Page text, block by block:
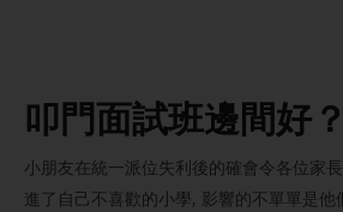
叩門面試班邊間好？
小朋友在統一派位失利後的確會令各位家
進了自己不喜歡的小學, 影響的不單單是他